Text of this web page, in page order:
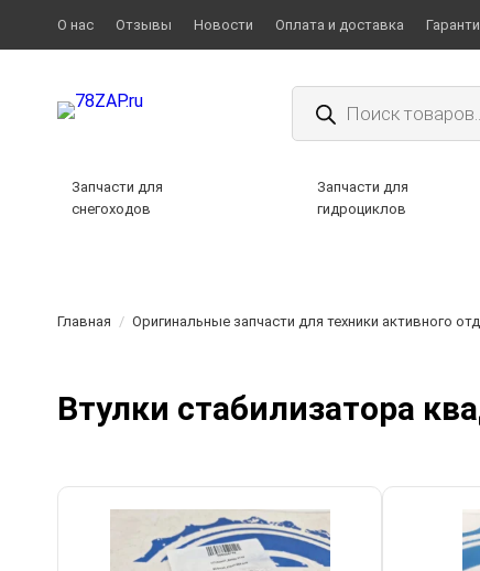
О нас Отзывы Новости Оплата и доставка
Поиск
товаров
Запчасти для
снегоходов
Запчасти для
гидроциклов
Главная / Оригинальные запчасти для техники активного
Втулки стабилизатора